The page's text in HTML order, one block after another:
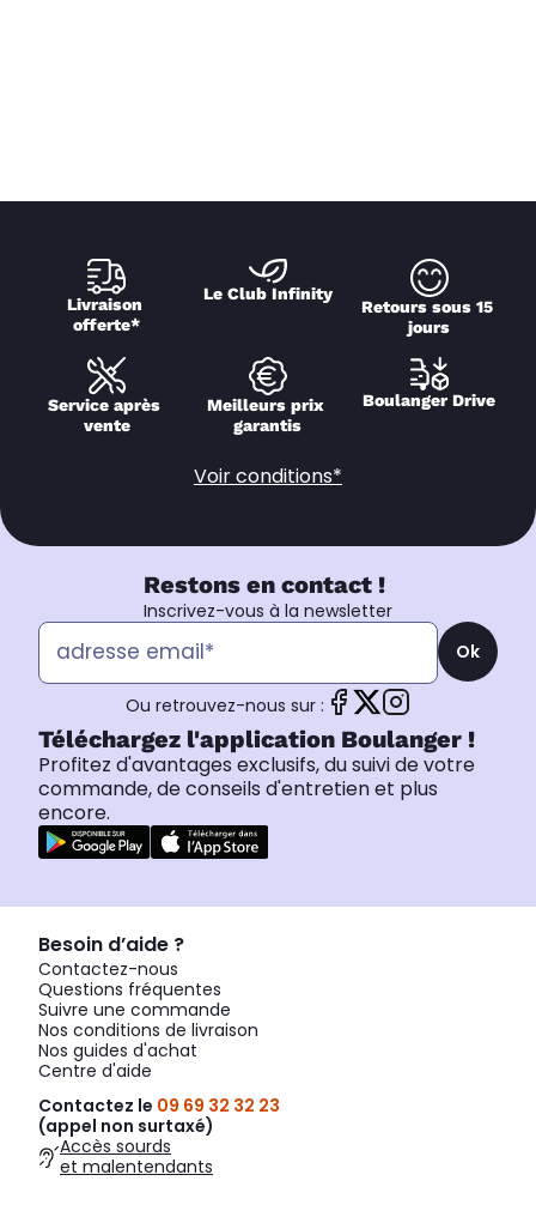
Livraison
offerte*
Le Club Infinity
Retours sous 15
jours
Service après
vente
Meilleurs prix
garantis
Boulanger Drive
Voir conditions*
Restons en contact !
Inscrivez-vous à la newsletter
Ok
Ou retrouvez-nous sur :
Téléchargez l'application Boulanger !
Profitez d'avantages exclusifs, du suivi de votre
commande, de conseils d'entretien et plus
encore.
Besoin d’aide ?
Contactez-nous
Questions fréquentes
Suivre une commande
Nos conditions de livraison
Nos guides d'achat
Centre d'aide
Contactez le 09 69 32 32 23
(appel non surtaxé)
Accès sourds
et malentendants